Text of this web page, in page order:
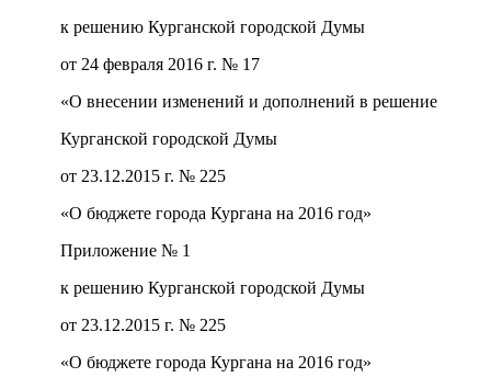
к решению Курганской городской Думы
от 24 февраля 2016 г. № 17
«О внесении изменений и дополнений в решение
Курганской городской Думы
от 23.12.2015 г. № 225
«О бюджете города Кургана на 2016 год»
Приложение № 1
к решению Курганской городской Думы
от 23.12.2015 г. № 225
«О бюджете города Кургана на 2016 год»